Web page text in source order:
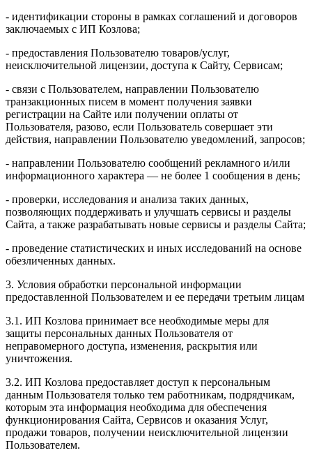
- идентификации стороны в рамках соглашений и договоров
заключаемых с ИП Козлова;
- предоставления Пользователю товаров/услуг,
неисключительной лицензии, доступа к Сайту, Сервисам;
- связи с Пользователем, направлении Пользователю
транзакционных писем в момент получения заявки
регистрации на Сайте или получении оплаты от
Пользователя, разово, если Пользователь совершает эти
действия, направлении Пользователю уведомлений, запросов;
- направлении Пользователю сообщений рекламного и/или
информационного характера — не более 1 сообщения в день;
- проверки, исследования и анализа таких данных,
позволяющих поддерживать и улучшать сервисы и разделы
Сайта, а также разрабатывать новые сервисы и разделы Сайта;
- проведение статистических и иных исследований на основе
обезличенных данных.
3. Условия обработки персональной информации
предоставленной Пользователем и ее передачи третьим лицам
3.1. ИП Козлова принимает все необходимые меры для
защиты персональных данных Пользователя от
неправомерного доступа, изменения, раскрытия или
уничтожения.
3.2. ИП Козлова предоставляет доступ к персональным
данным Пользователя только тем работникам, подрядчикам,
которым эта информация необходима для обеспечения
функционирования Сайта, Сервисов и оказания Услуг,
продажи товаров, получении неисключительной лицензии
Пользователем.